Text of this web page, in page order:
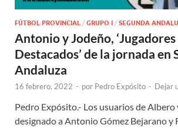
FÚTBOL PROVINCIAL / GRUPO I / SEGUNDA
Antonio y Jodeño,
Destacados’ de la jornada en
Andaluza
16 febrero, 2022 - por Pedro Expósito - Dejar
Pedro Expósito.- Los usuarios de Albero
designado a Antonio Gómez Bejarano y